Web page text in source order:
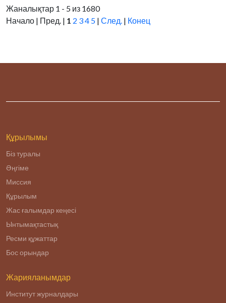
политологии и
религиоведения
информационному
вопросам
Жаналықтар 1 - 5 из 1680
Начало | Пред. | 1 2 34 5 | След. | Конец
Құрылымы
Біз туралы
Әңгіме
Миссия
Құрылым
Жас ғалымдар кеңесі
Ынтымақтастық
Ресми құжаттар
Бос орындар
Жарияланымдар
Институт журналдары